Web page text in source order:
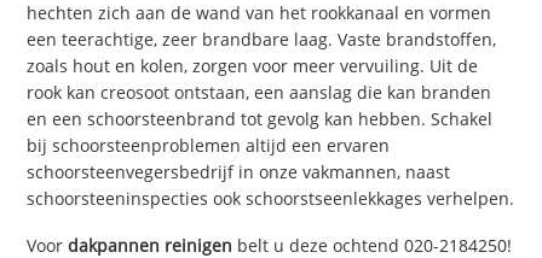
hechten zich aan de wand van het rookkanaal en vormen
een teerachtige, zeer brandbare laag. Vaste brandstoffen,
zoals hout en kolen, zorgen voor meer vervuiling. Uit de
rook kan creosoot ontstaan, een aanslag die kan branden
en een schoorsteenbrand tot gevolg kan hebben. Schakel
bij schoorsteenproblemen altijd een ervaren
schoorsteenvegersbedrijf in onze vakmannen, naast
schoorsteeninspecties ook schoorstseenlekkages verhelpen.
Voordakpannen reinigen belt u deze ochtend 020-2184250!